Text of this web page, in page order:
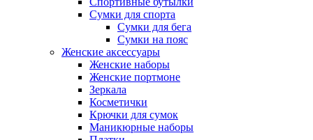
Сумки для спорта
Сумки для бега
Сумки на пояс
Женские аксессуары
Женские наборы
Женские портмоне
Зеркала
Косметички
Крючки для сумок
Маникюрные наборы